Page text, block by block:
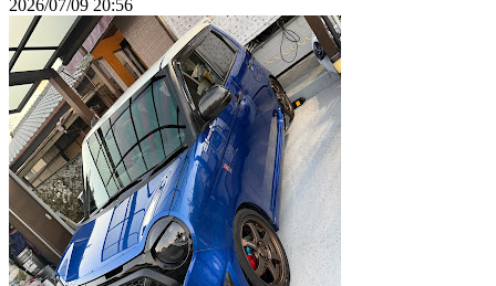
2026/07/09 20:56